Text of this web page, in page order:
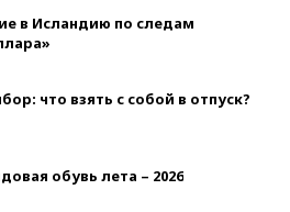
в Исландию по следам
что взять с собой в отпуск?
обувь лета – 2026